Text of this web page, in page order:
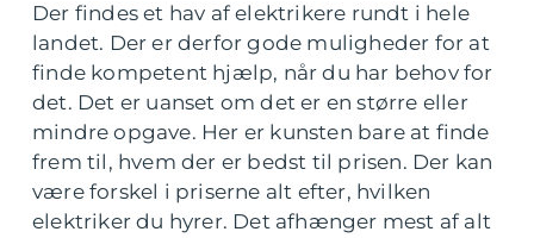
Der findes et hav af elektrikere rundt i hele
landet. Der er derfor gode muligheder for at
finde kompetent hjælp, når du har behov for
det. Det er uanset om det er en større eller
mindre opgave. Her er kunsten bare at finde
frem til, hvem der er bedst til prisen. Der kan
være forskel i priserne alt efter, hvilken
elektriker du hyrer. Det afhænger mest af alt